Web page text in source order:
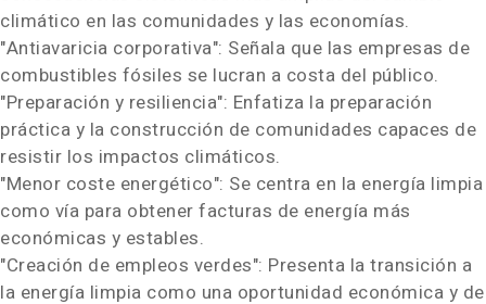
climático en las comunidades y las economías.
"Antiavaricia corporativa": Señala que las empresas de
combustibles fósiles se lucran a costa del público.
"Preparación y resiliencia": Enfatiza la preparación
práctica y la construcción de comunidades capaces de
resistir los impactos climáticos.
"Menor coste energético": Se centra en la energía limpia
como vía para obtener facturas de energía más
económicas y estables.
"Creación de empleos verdes": Presenta la transición a
la energía limpia como una oportunidad económica y de